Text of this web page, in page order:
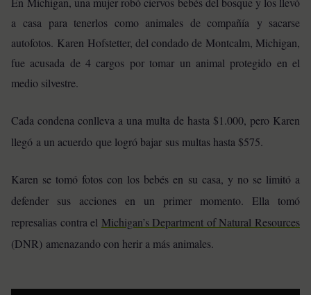
a casa para tenerlos como animales de compañía y sacarse
autofotos. Karen Hofstetter, del condado de Montcalm, Michigan,
fue acusada de 4 cargos por tomar un animal protegido en el
medio silvestre.
Cada condena conlleva a una multa de hasta $1.000, pero Karen
llegó a un acuerdo que logró bajar sus multas hasta $575.
Karen se tomó fotos con los bebés en su casa, y no se limitó a
defender sus acciones en un primer momento. Ella tomó
represalias contra el Michigan’s Department of Natural Resources
(DNR) amenazando con herir a más animales.